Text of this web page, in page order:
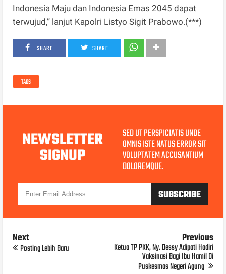
Indonesia Maju dan Indonesia Emas 2045 dapat
terwujud,” lanjut Kapolri Listyo Sigit Prabowo.(***)
SHARE SHARE
TAGS
NEWSLETTER
SIGNUP
SED UT PERSPICIATIS UNDE
OMNIS ISTE NATUS ERROR SIT
VOLUPTATEM ACCUSANTIUM
DOLOREMQUE.
Next
Posting Lebih Baru
Previous
Ketua TP PKK, Ny. Dessy Adipati Hadiri
Vaksinasi Bagi Ibu Hamil Di
Puskesmas Negeri Agung